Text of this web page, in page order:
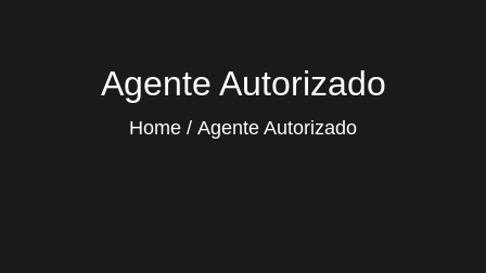
Agente Autorizado
Home Agente Autorizado